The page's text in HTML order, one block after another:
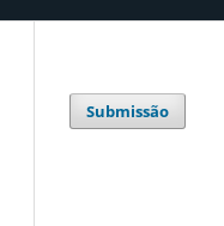
Submissão